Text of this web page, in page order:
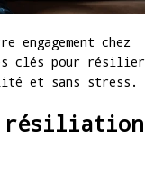
engagement chez
clés pour résilier
et sans stress.
résiliation